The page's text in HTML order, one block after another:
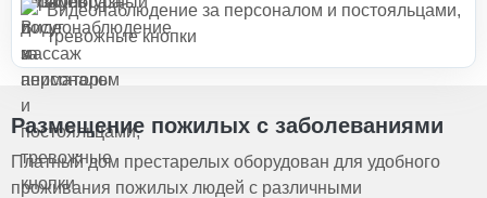
Видеонаблюдение за персоналом и постояльцами,
тревожные кнопки
Размещение пожилых с заболеваниями
Платный дом престарелых оборудован для удобного
проживания пожилых людей с различными